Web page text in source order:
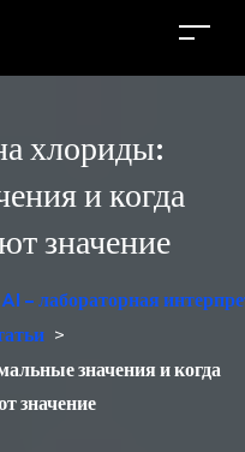
хлориды:
и когда
значение
– лабораторная
>
значения и когда
значение